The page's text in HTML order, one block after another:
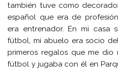
también tuve como
español que era de
era entrenador. En mi casa
fútbol, mi abuelo era socio
primeros regalos que me
fútbol y jugaba con él en